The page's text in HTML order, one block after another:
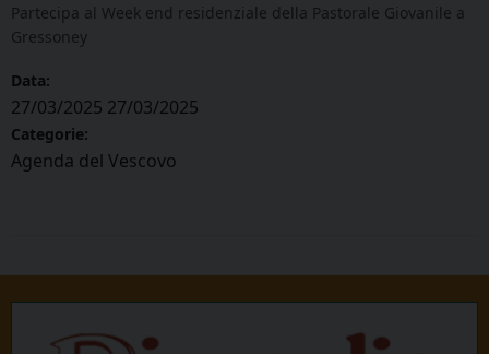
Partecipa al Week end residenziale della Pastorale Giovanile a
Gressoney
Data:
27/03/2025 27/03/2025
Categorie:
Agenda del Vescovo